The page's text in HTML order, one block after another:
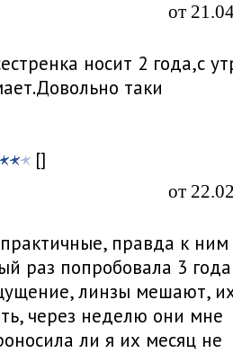
от
носит 2 года,с
таки
[]
от
правда к
раз попробовала 3 года
линзы мешают,
через неделю они мне
ли я их месяц не